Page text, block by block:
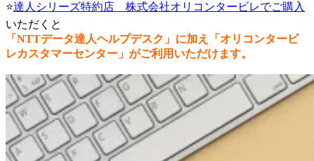
⭐達人シリーズ特約店 株式会社オリコンタービレでご購入
いただくと
「NTTデータ達人ヘルプデスク」に加え「オリコンタービ
レカスタマーセンター」がご利用いただけます。